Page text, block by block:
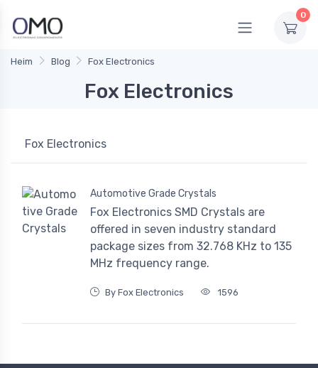
0
Heim Blog Fox Electronics
Fox Electronics
Fox Electronics
Automotive Grade Crystals
Fox Electronics SMD Crystals are
offered in seven industry standard
package sizes from 32.768 KHz to 135
MHz frequency range.
By Fox Electronics 1596